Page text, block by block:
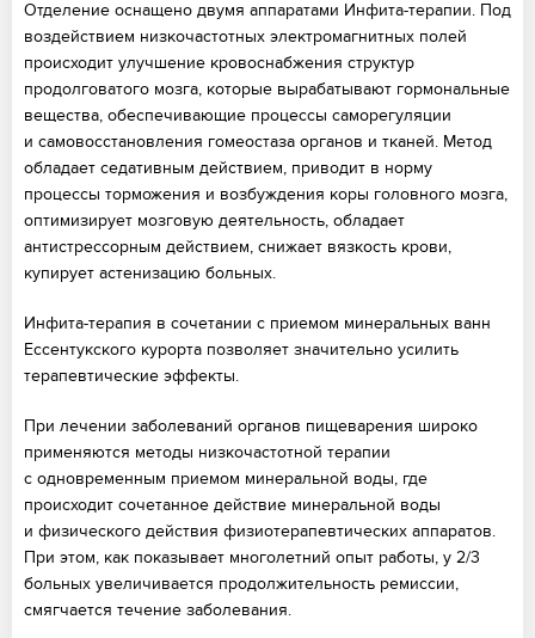
Отделение оснащено двумя аппаратами Инфита-терапии. Под
воздействием низкочастотных электромагнитных полей
происходит улучшение кровоснабжения структур
продолговатого мозга, которые вырабатывают гормональные
вещества, обеспечивающие процессы саморегуляции
и самовосстановления гомеостаза органов и тканей. Метод
обладает седативным действием, приводит в норму
процессы торможения и возбуждения коры головного мозга,
оптимизирует мозговую деятельность, обладает
антистрессорным действием, снижает вязкость крови,
купирует астенизацию больных.
Инфита-терапия в сочетании с приемом минеральных ванн
Ессентукского курорта позволяет значительно усилить
терапевтические эффекты.
При лечении заболеваний органов пищеварения широко
применяются методы низкочастотной терапии
с одновременным приемом минеральной воды, где
происходит сочетанное действие минеральной воды
и физического действия физиотерапевтических аппаратов.
При этом, как показывает многолетний опыт работы, у 2/3
больных увеличивается продолжительность ремиссии,
смягчается течение заболевания.